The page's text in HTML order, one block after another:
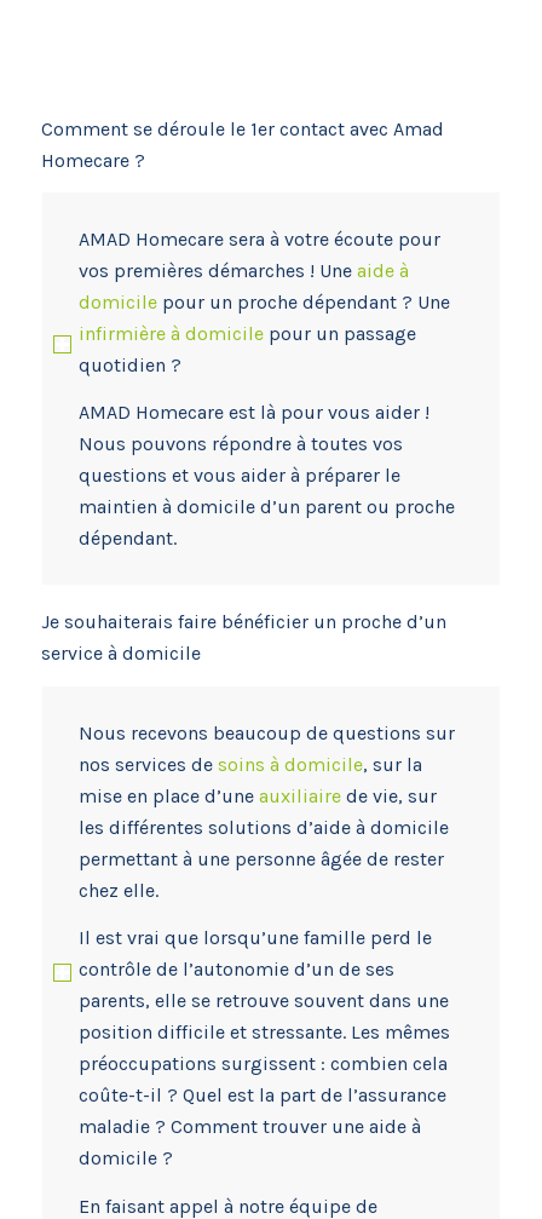
Comment se déroule le 1er contact avec Amad
Homecare ?
AMAD Homecare sera à votre écoute pour
vos premières démarches ! Une aide à
domicilepour un proche dépendant ? Une
infirmière à domicilepour un passage
quotidien ?
AMAD Homecare est là pour vous aider !
Nous pouvons répondre à toutes vos
questions et vous aider à préparer le
maintien à domicile d’un parent ou proche
dépendant.
Je souhaiterais faire bénéficier un proche d’un
service à domicile
Nous recevons beaucoup de questions sur
nos services de soins à domicile, sur la
mise en place d’une auxiliairede vie, sur
les différentes solutions d’aide à domicile
permettant à une personne âgée de rester
chez elle.
Il est vrai que lorsqu’une famille perd le
contrôle de l’autonomie d’un de ses
parents, elle se retrouve souvent dans une
position difficile et stressante. Les mêmes
préoccupations surgissent : combien cela
coûte-t-il ? Quel est la part de l’assurance
maladie ? Comment trouver une aide à
domicile ?
En faisant appel à notre équipe de